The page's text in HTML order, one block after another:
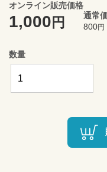
オンライン販売価格
1,000 円
通常
800円
数量